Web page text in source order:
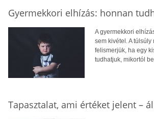
Gyermekkori elhízás: honnan
A gyermekkori
sem kivétel. A
felismerjük, ha egy
tudhatjuk, mikortól
Tapasztalat, ami értéket jelent –